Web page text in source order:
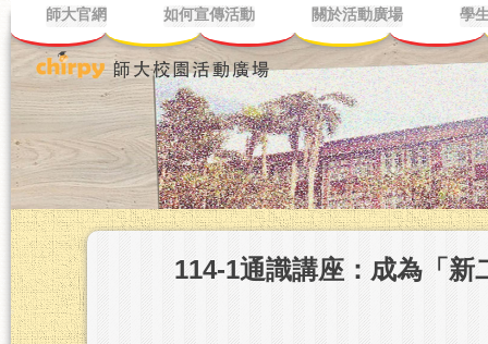
師大官網 如何宣傳活動 關於活動廣場 學
114-1通識講座：成為「